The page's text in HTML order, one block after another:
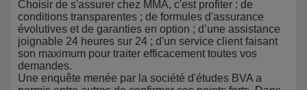
Choisir de s'assurer chez MMA, c'est profiter : de
conditions transparentes ; de formules d'assurance
évolutives et de garanties en option ; d’une assistance
joignable 24 heures sur 24 ; d'un service client faisant
son maximum pour traiter efficacement toutes vos
demandes.
Une enquête menée par la société d'études BVA a